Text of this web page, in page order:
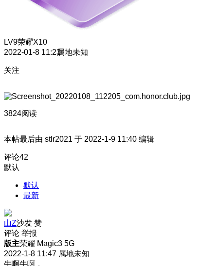
LV9荣耀X10
2022-01-8 11:23属地未知
关注
3824阅读
本帖最后由 stlr2021 于 2022-1-9 11:40 编辑
评论42
默认
默认
最新
山Z沙发 赞
评论 举报
版主荣耀 Magic3 5G
2022-1-8 11:47 属地未知
牛啊牛啊，